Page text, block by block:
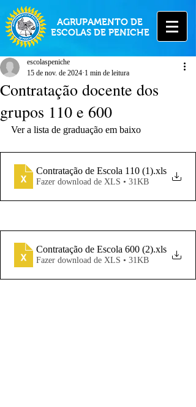
AGRUPAMENTO DE
ESCOLAS DE PENICHE
Contratação docente dos
grupos 110 e 600
escolaspeniche
15 de nov. de 2024 1 min de leitura
Ver a lista de graduação em baixo
Contratação de Escola 110 (1).xls
Fazer download de XLS • 31KB
Contratação de Escola 600 (2).xls
Fazer download de XLS • 31KB